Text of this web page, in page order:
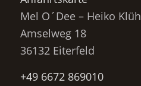
Mel O´Dee – Heiko Klüh
Amselweg 18
36132 Eiterfeld
+49 6672 869010